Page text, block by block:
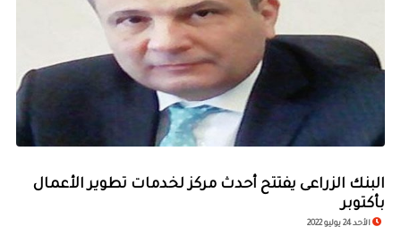
البنك الزراعى يفتتح أحدث مركز لخدمات تطوير الأعمال
بأكتوبر
الأحد 24 يوليو 2022